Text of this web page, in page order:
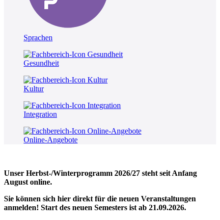
Sprachen
Gesundheit
Kultur
Integration
Online-Angebote
Unser Herbst-/Winterprogramm 2026/27 steht seit Anfang
August online.
Sie können sich hier direkt für die neuen Veranstaltungen
anmelden! Start des neuen Semesters ist ab 21.09.2026.